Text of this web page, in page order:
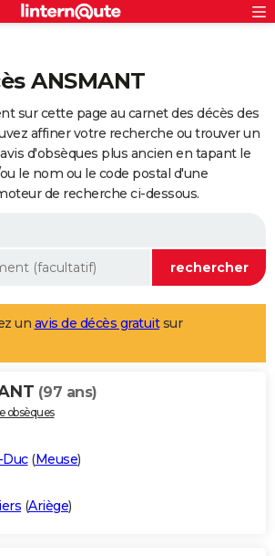
ANSMANT
sur cette page au carnet des décès des
affiner votre recherche ou trouver un
d'obsèques plus ancien en tapant le
le nom ou le code postal d'une
de recherche ci-dessous.
un avis de décès gratuitsur
(97 ans)
obsèques
Duc(Meuse)
(Ariège)